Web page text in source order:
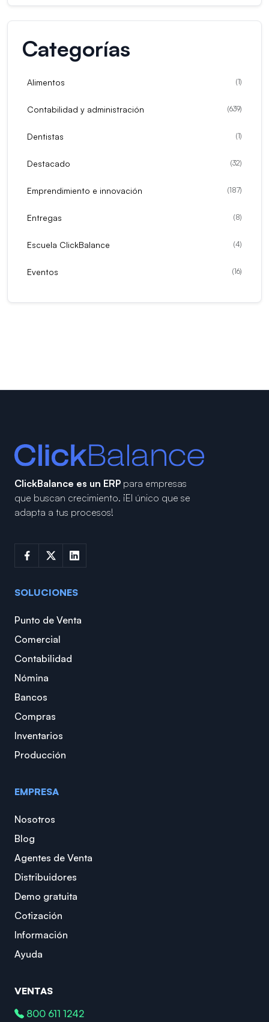
Categorías
Alimentos (1)
Contabilidad y administración (639)
Dentistas (1)
Destacado (32)
Emprendimiento e innovación (187)
Entregas (8)
Escuela ClickBalance (4)
Eventos (16)
ClickBalance es un ERP para empresas
que buscan crecimiento. ¡El único que se
adapta a tus procesos!
SOLUCIONES
Punto de Venta
Comercial
Contabilidad
Nómina
Bancos
Compras
Inventarios
Producción
EMPRESA
Nosotros
Blog
Agentes de Venta
Distribuidores
Demo gratuita
Cotización
Información
Ayuda
VENTAS
800 611 1242